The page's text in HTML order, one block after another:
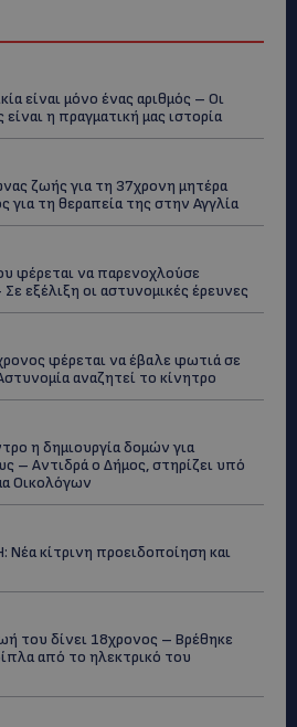
είναι μόνο ένας αριθμός – Οι
η πραγματική μας ιστορία
ζωής για τη 37χρονη μητέρα
για τη θεραπεία της στην Αγγλία
φέρεται να παρενοχλούσε
εξέλιξη οι αστυνομικές έρευνες
φέρεται να έβαλε φωτιά σε
αναζητεί το κίνητρο
η δημιουργία δομών για
– Αντιδρά ο Δήμος, στηρίζει υπό
Οικολόγων
κίτρινη προειδοποίηση και
του δίνει 18χρονος – Βρέθηκε
από το ηλεκτρικό του